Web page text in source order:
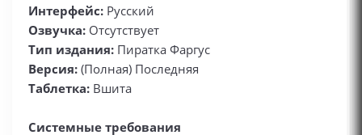
Интерфейс: Русский
Озвучка: Отсутствует
Тип издания: Пиратка Фаргус
Версия: (Полная) Последняя
Таблетка: Вшита
Системные требования